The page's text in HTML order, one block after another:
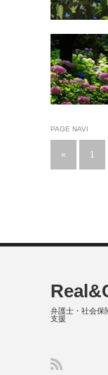
PAGE NAVI
« 1
弁護士・社会保
支援